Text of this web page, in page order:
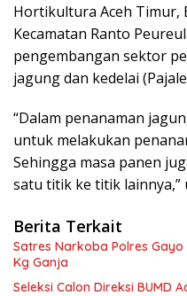
Hortikultura Aceh Timur,
Kecamatan Ranto
pengembangan sektor
jagung dan kedelai
“Dalam penanaman
untuk melakukan
Sehingga masa panen
satu titik ke titik lainnya,”
Berita Terkait
Satres Narkoba Polres
Kg Ganja
Seleksi Calon Direksi BUMD